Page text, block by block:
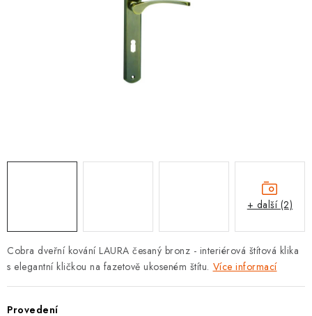
CYLINDRICKÉ VLOŽKY
Cobra dveřní kování LAURA česaný bronz - interiérová štítová klika
s elegantní kličkou na fazetově ukoseném štítu. Více informací
Provedení
+ další (2)